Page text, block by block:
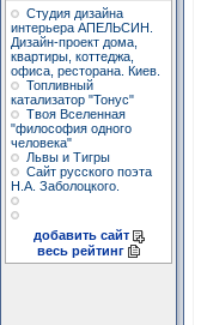
Студия дизайна
интерьера АПЕЛЬСИН.
Дизайн-проект дома,
квартиры, коттеджа,
офиса, ресторана. Киев.
Топливный
катализатор "Тонус"
Твоя Вселенная
"философия одного
человека"
Львы и Тигры
Сайт русского поэта
Н.А. Заболоцкого.
добавить сайт
весь рейтинг